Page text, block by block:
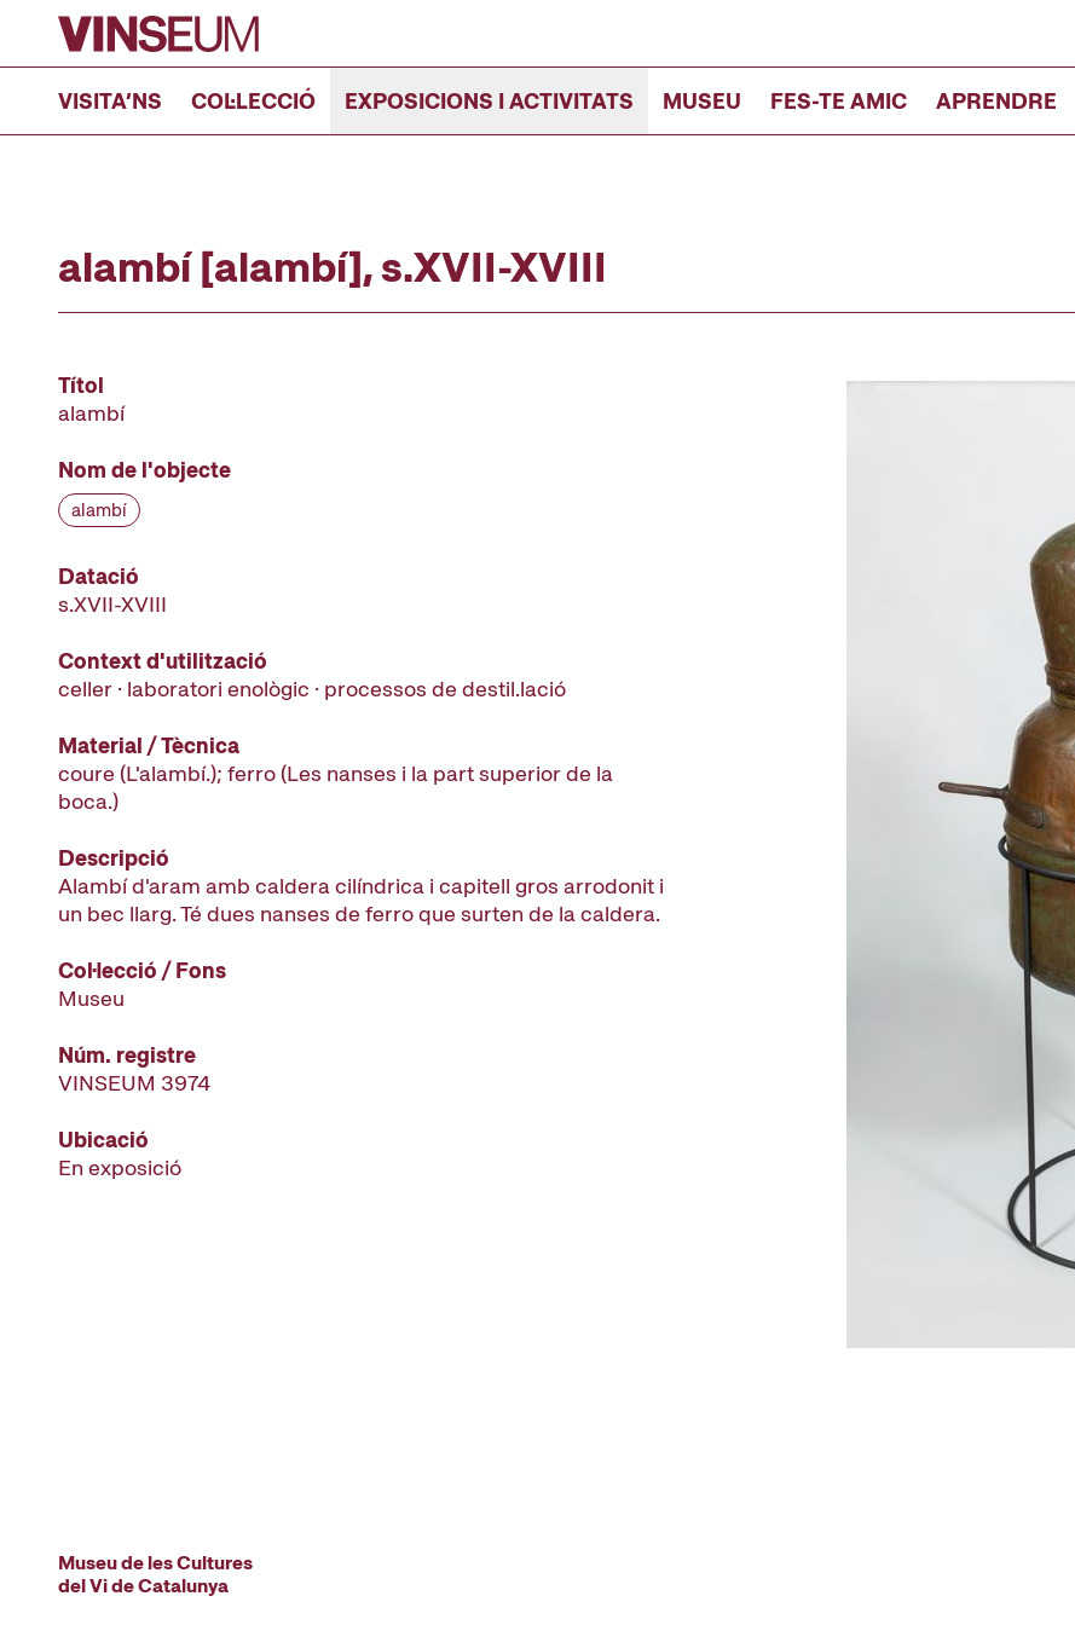
Anar al contingut
VISITA’NS COL·LECCIÓ EXPOSICIONS I ACTIVITATS MUSEU FES-TE AMIC APRENDRE
alambí [alambí], s.XVII-XVIII
Títol
alambí
Nom de l'objecte
alambí
Datació
s.XVII-XVIII
Context d'utilització
celler · laboratori enològic · processos de destil.lació
Material / Tècnica
coure (L'alambí.); ferro (Les nanses i la part superior de la
boca.)
Descripció
Alambí d'aram amb caldera cilíndrica i capitell gros arrodonit i
un bec llarg. Té dues nanses de ferro que surten de la caldera.
Col·lecció / Fons
Museu
Núm. registre
VINSEUM 3974
Ubicació
En exposició
Museu de les Cultures
del Vi de Catalunya